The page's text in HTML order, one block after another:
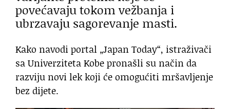
povećavaju tokom vežbanja i
ubrzavaju sagorevanje masti.
Kako navodi portal „Japan Today“, istraživači
sa Univerziteta Kobe pronašli su način da
razviju novi lek koji će omogućiti mršavljenje
bez dijete.